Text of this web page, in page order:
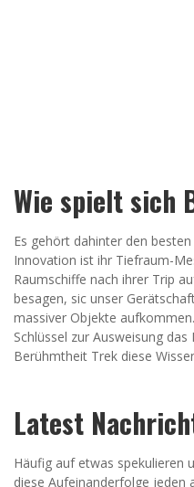
Wie spielt sich
Es gehört dahinter den
Innovation ist ihr Tiefraum-
Raumschiffe nach ihrer Trip
besagen, sic unser
massiver Objekte
Schlüssel zur Ausweisung
Berühmtheit Trek diese
Latest
Häufig auf etwas spekulieren
diese Aufeinanderfolge jeden